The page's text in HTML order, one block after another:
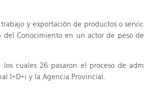
y exportación de productos o
Conocimiento en un actor de peso
cuales 26 pasaron el proceso de
I+D+i y la Agencia Provincial.